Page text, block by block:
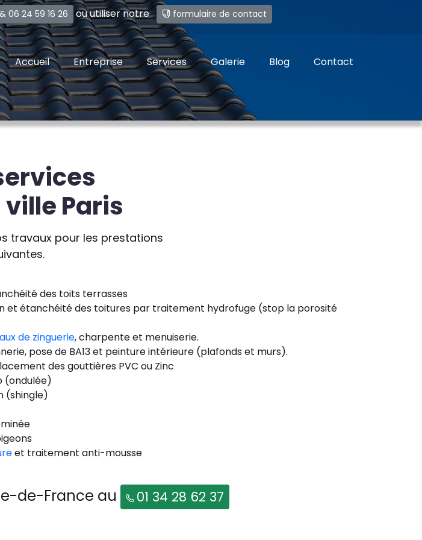
& 06 24 59 16 26 ou utiliser notre formulaire de contact
Accueil Entreprise Services Galerie Blog Contact
Paris
travaux pour les prestations
des toits terrasses
et étanchéité des toitures par traitement hydrofuge (stop la porosité
de zinguerie, charpente et menuiserie.
pose de BA13 et peinture intérieure (plafonds et murs).
des gouttières PVC ou Zinc
(ondulée)
(shingle)
et traitement anti-mousse
de-France au 01 34 28 62 37